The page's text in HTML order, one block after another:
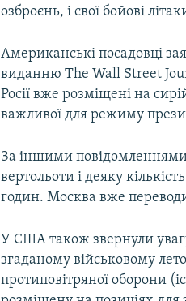
озброєнь, і свої бойові
Американські посадовці
виданню The Wall Street
Росії вже розміщені на
важливої для режиму
За іншими
вертольоти і деяку
годин. Москва вже
У США також звернули
згаданому військовому
протиповітряної оборони